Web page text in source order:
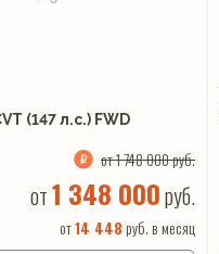
(147 л.с.) FWD
от 1 748 000 руб.
от1 348 000руб.
от14 448 руб. в месяц